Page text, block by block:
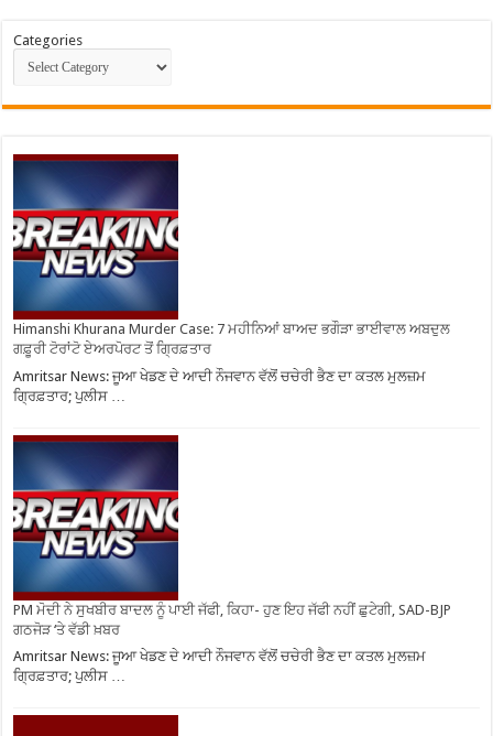
Categories
Himanshi Khurana Murder Case: 7 ਮਹੀਨਿਆਂ ਬਾਅਦ ਭਗੌੜਾ ਭਾਈਵਾਲ ਅਬਦੁਲ
ਗਫ਼ੂਰੀ ਟੋਰਾਂਟੋ ਏਅਰਪੋਰਟ ਤੋਂ ਗ੍ਰਿਫ਼ਤਾਰ
Amritsar News: ਜੂਆ ਖੇਡਣ ਦੇ ਆਦੀ ਨੌਜਵਾਨ ਵੱਲੋਂ ਚਚੇਰੀ ਭੈਣ ਦਾ ਕਤਲ ਮੁਲਜ਼ਮ
ਗ੍ਰਿਫ਼ਤਾਰ; ਪੁਲੀਸ …
PM ਮੋਦੀ ਨੇ ਸੁਖਬੀਰ ਬਾਦਲ ਨੂੰ ਪਾਈ ਜੱਫੀ, ਕਿਹਾ- ਹੁਣ ਇਹ ਜੱਫੀ ਨਹੀਂ ਛੁਟੇਗੀ, SAD-BJP
ਗਠਜੋੜ ‘ਤੇ ਵੱਡੀ ਖ਼ਬਰ
Amritsar News: ਜੂਆ ਖੇਡਣ ਦੇ ਆਦੀ ਨੌਜਵਾਨ ਵੱਲੋਂ ਚਚੇਰੀ ਭੈਣ ਦਾ ਕਤਲ ਮੁਲਜ਼ਮ
ਗ੍ਰਿਫ਼ਤਾਰ; ਪੁਲੀਸ …